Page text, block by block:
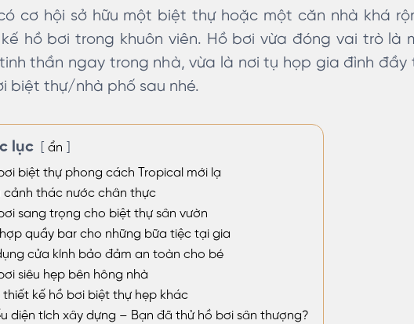
cơ hội sở hữu một biệt thự hoặc một căn nhà khá
hồ bơi trong khuôn viên. Hồ bơi vừa đóng vai trò là
thần ngay trong nhà, vừa là nơi tụ họp gia đình đầy
biệt thự/nhà phố sau nhé.
lục
ẩn
biệt thự phong cách Tropical mới lạ
cảnh thác nước chân thực
sang trọng cho biệt thự sân vườn
quầy bar cho những bữa tiệc tại gia
cửa kính bảo đảm an toàn cho bé
siêu hẹp bên hông nhà
thiết kế hồ bơi biệt thự hẹp khác
diện tích xây dựng – Bạn đã thử hồ bơi sân thượng?